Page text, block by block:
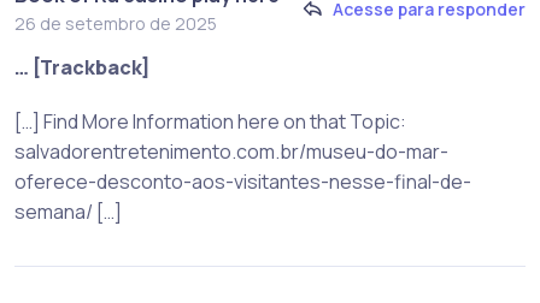
26 de setembro de 2025
Acesse para responder
… [Trackback]
[…] Find More Information here on that Topic:
salvadorentretenimento.com.br/museu-do-mar-
oferece-desconto-aos-visitantes-nesse-final-de-
semana/ […]